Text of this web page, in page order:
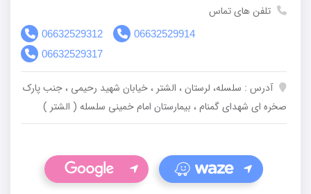
تلفن های تماس
06632529312
06632529914
06632529317
آدرس : سلسله‌، لرستان ، الشتر ، خیابان شهید رحیمی ، جنب پارک
صخره ای شهدای گمنام ، بیمارستان امام خمینی سلسله ( الشتر )